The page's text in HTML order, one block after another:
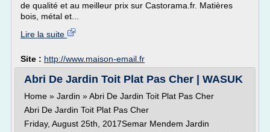
de qualité et au meilleur prix sur Castorama.fr. Matières
bois, métal et...
Lire la suite
Site : http://www.maison-email.fr
Abri De Jardin Toit Plat Pas Cher | WASUK
Home » Jardin » Abri De Jardin Toit Plat Pas Cher
Abri De Jardin Toit Plat Pas Cher
Friday, August 25th, 2017Semar Mendem Jardin